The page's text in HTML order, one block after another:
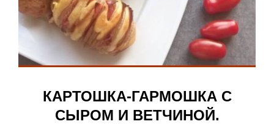
КАРТОШКА-ГАРМОШКА С
СЫРОМ И ВЕТЧИНОЙ.